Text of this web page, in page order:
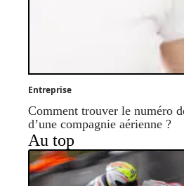
Entreprise
Comment trouver le numéro
d’une compagnie aérienne ?
Au top